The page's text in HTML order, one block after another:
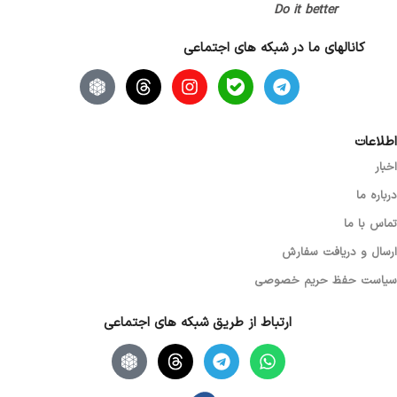
اصالت کالا
Do it better
کانالهای ما در شبکه های اجتماعی
اطلاعات
اخبار
درباره ما
تماس با ما
ارسال و دریافت سفارش
سیاست حفظ حریم خصوصی
ارتباط از طریق شبکه های اجتماعی